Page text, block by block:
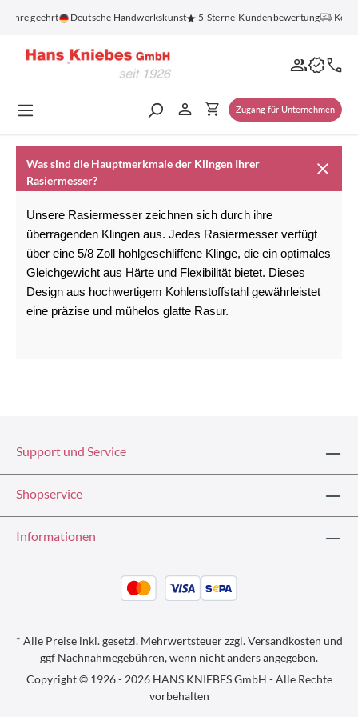
springen
geehrt Deutsche Handwerkskunst 5-Sterne-Kundenbewertung
Zugang für Unternehmen
Was sind die Hauptmerkmale der Klingen Ihrer
Rasiermesser?
Unsere Rasiermesser zeichnen sich durch ihre
überragenden Klingen aus. Jedes Rasiermesser verfügt
über eine 5/8 Zoll hohlgeschliffene Klinge, die ein optimales
Gleichgewicht aus Härte und Flexibilität bietet. Dieses
Design aus hochwertigem Kohlenstoffstahl gewährleistet
eine präzise und mühelos glatte Rasur.
Support und Service
Shopservice
Informationen
* Alle Preise inkl. gesetzl. Mehrwertsteuer zzgl.Versandkosten und
ggf Nachnahmegebühren, wenn nicht anders angegeben.
Copyright © 1926 - 2026 HANS KNIEBES GmbH - Alle Rechte
vorbehalten